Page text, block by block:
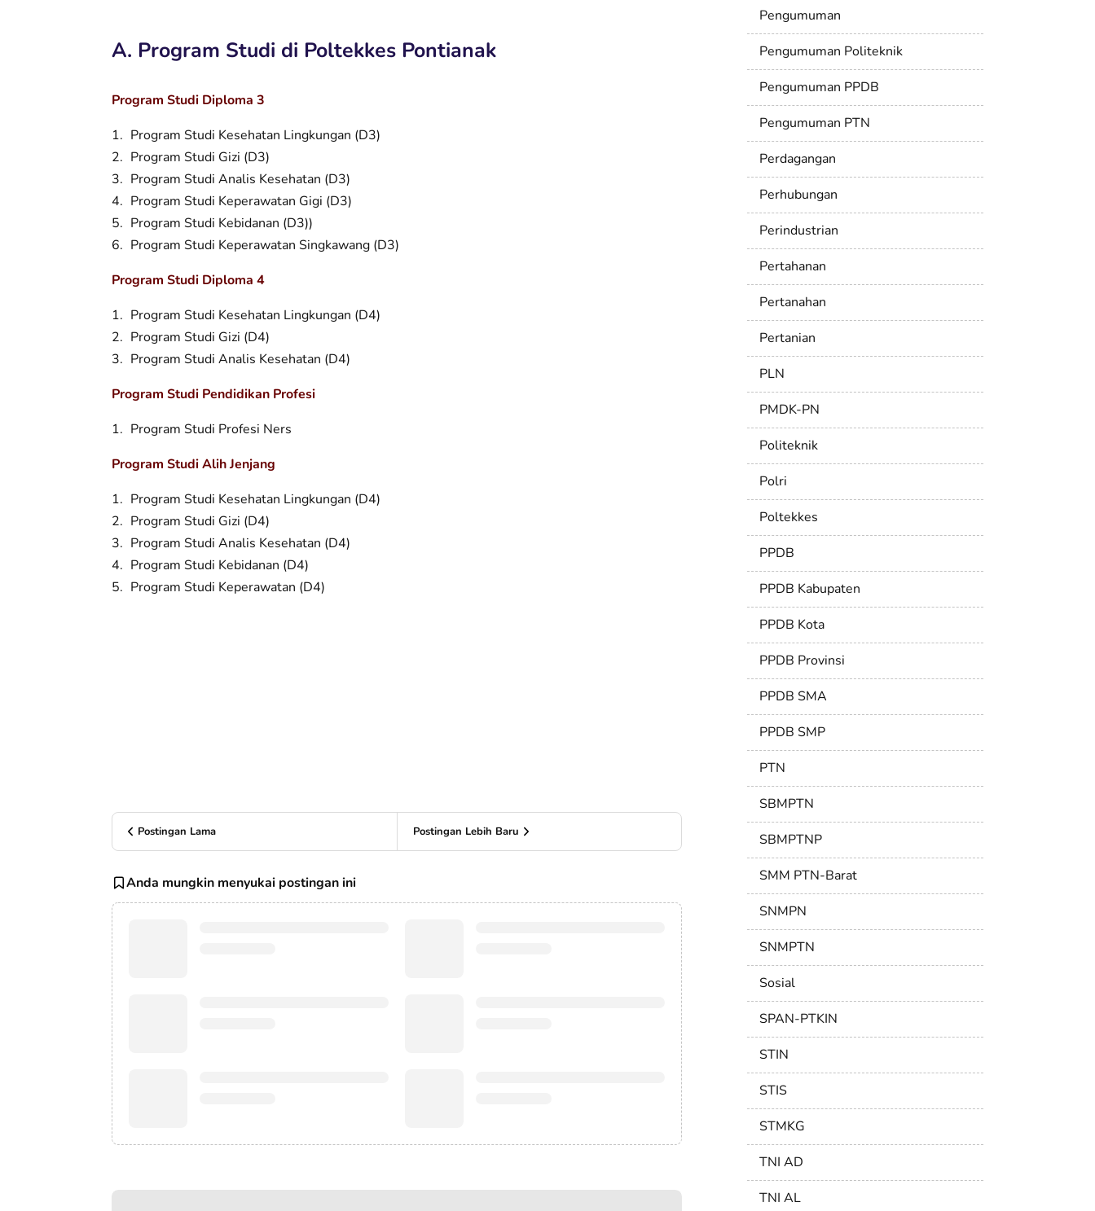
A. Program Studi di Poltekkes Pontianak
Program Studi Diploma 3
Program Studi Kesehatan Lingkungan (D3)
Program Studi Gizi (D3)
Program Studi Analis Kesehatan (D3)
Program Studi Keperawatan Gigi (D3)
Program Studi Kebidanan (D3))
Program Studi Keperawatan Singkawang (D3)
Program Studi Diploma 4
Program Studi Kesehatan Lingkungan (D4)
Program Studi Gizi (D4)
Program Studi Analis Kesehatan (D4)
Program Studi Pendidikan Profesi
Program Studi Profesi Ners
Program Studi Alih Jenjang
Program Studi Kesehatan Lingkungan (D4)
Program Studi Gizi (D4)
Program Studi Analis Kesehatan (D4)
Program Studi Kebidanan (D4)
Program Studi Keperawatan (D4)
Postingan Lama Postingan Lebih Baru
Anda mungkin menyukai postingan ini
Pengumuman
Pengumuman Politeknik
Pengumuman PPDB
Pengumuman PTN
Perdagangan
Perhubungan
Perindustrian
Pertahanan
Pertanahan
Pertanian
PLN
PMDK-PN
Politeknik
Polri
Poltekkes
PPDB
PPDB Kabupaten
PPDB Kota
PPDB Provinsi
PPDB SMA
PPDB SMP
PTN
SBMPTN
SBMPTNP
SMM PTN-Barat
SNMPN
SNMPTN
Sosial
SPAN-PTKIN
STIN
STIS
STMKG
TNI AD
TNI AL